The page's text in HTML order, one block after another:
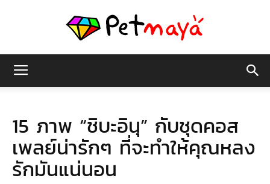
มายา
15 ภาพ “ชิบะอินุ” กับชุดคอส
เพลย์น่ารักๆ ที่จะทำให้คุณหลง
รักมันแน่นอน